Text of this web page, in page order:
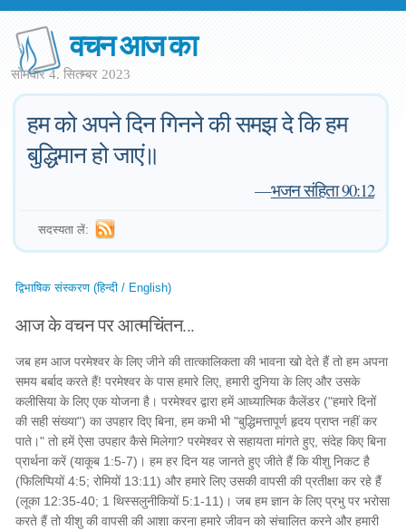
वचन आज का
सोमवार 4. सितम्बर 2023
हम को अपने दिन गिनने की समझ दे कि हम
बुद्धिमान हो जाएं॥
—भजन संहिता 90:12
सदस्यता लें:
द्विभाषिक संस्करण (हिन्दी / English)
आज के वचन पर आत्मचिंतन...
जब हम आज परमेश्वर के लिए जीने की तात्कालिकता की भावना खो देते हैं तो हम अपना
समय बर्बाद करते हैं! परमेश्वर के पास हमारे लिए, हमारी दुनिया के लिए और उसके
कलीसिया के लिए एक योजना है। परमेश्वर द्वारा हमें आध्यात्मिक कैलेंडर ("हमारे दिनों
की सही संख्या") का उपहार दिए बिना, हम कभी भी "बुद्धिमत्तापूर्ण हृदय प्राप्त नहीं कर
पाते।" तो हमें ऐसा उपहार कैसे मिलेगा? परमेश्वर से सहायता मांगते हुए, संदेह किए बिना
प्रार्थना करें (याकूब 1:5-7)। हम हर दिन यह जानते हुए जीते हैं कि यीशु निकट है
(फिलिप्पियों 4:5; रोमियों 13:11) और हमारे लिए उसकी वापसी की प्रतीक्षा कर रहे हैं
(लूका 12:35-40; 1 थिस्सलुनीकियों 5:1-11)। जब हम ज्ञान के लिए प्रभु पर भरोसा
करते हैं तो यीशु की वापसी की आशा करना हमारे जीवन को संचालित करने और हमारी